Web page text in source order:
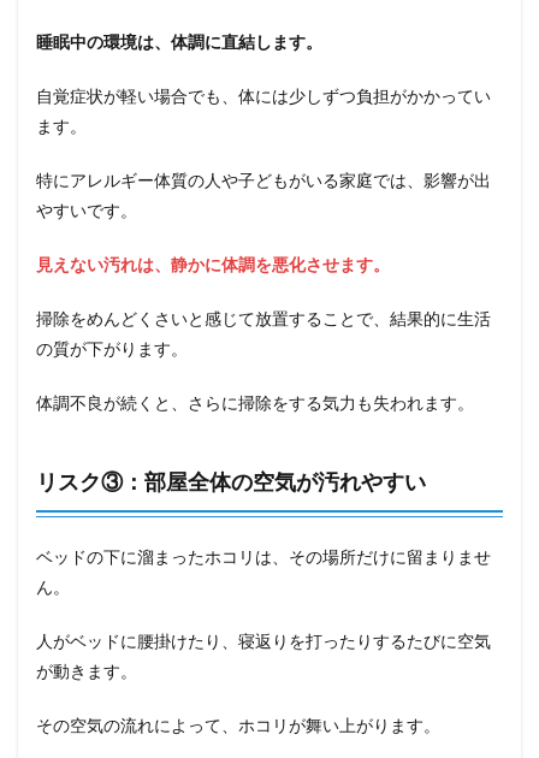
睡眠中の環境は、体調に直結します。
自覚症状が軽い場合でも、体には少しずつ負担がかかってい
ます。
特にアレルギー体質の人や子どもがいる家庭では、影響が出
やすいです。
見えない汚れは、静かに体調を悪化させます。
掃除をめんどくさいと感じて放置することで、結果的に生活
の質が下がります。
体調不良が続くと、さらに掃除をする気力も失われます。
リスク③：部屋全体の空気が汚れやすい
ベッドの下に溜まったホコリは、その場所だけに留まりませ
ん。
人がベッドに腰掛けたり、寝返りを打ったりするたびに空気
が動きます。
その空気の流れによって、ホコリが舞い上がります。